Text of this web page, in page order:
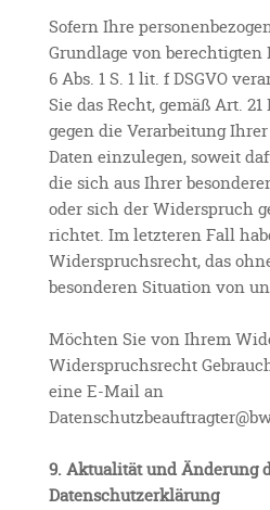
Sofern Ihre
Grundlage von berechtigten
6 Abs. 1 S. 1 lit. f DSGVO
Sie das Recht, gemäß Art.
gegen die Verarbeitung
Daten einzulegen, soweit
die sich aus Ihrer
oder sich der Widerspruch
richtet. Im letzteren Fall
Widerspruchsrecht, das
besonderen Situation von
Möchten Sie von Ihrem
Widerspruchsrecht
eine E-Mail an
9. Aktualität und Änderung
Datenschutzerklärung